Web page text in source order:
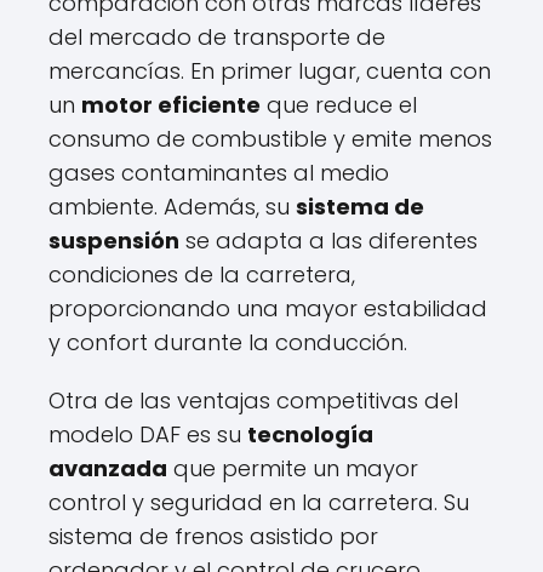
del mercado de transporte de
mercancías. En primer lugar, cuenta con
un motor eficiente que reduce el
consumo de combustible y emite menos
gases contaminantes al medio
ambiente. Además, su sistema de
suspensión se adapta a las diferentes
condiciones de la carretera,
proporcionando una mayor estabilidad
y confort durante la conducción.
Otra de las ventajas competitivas del
modelo DAF es su tecnología
avanzada que permite un mayor
control y seguridad en la carretera. Su
sistema de frenos asistido por